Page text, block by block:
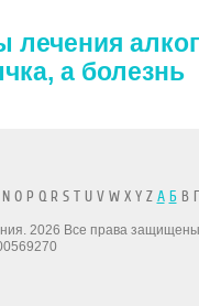
а болезнь
O P Q R S T U V W X Y Z А БВ
2026 Все права